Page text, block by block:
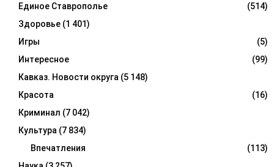
Единое Ставрополье
(514)
Здоровье (1 401)
Игры
(5)
Интересное
(99)
Кавказ. Новости округа (5 148)
Красота
(16)
Криминал (7 042)
Культура (7 834)
Впечатления
(113)